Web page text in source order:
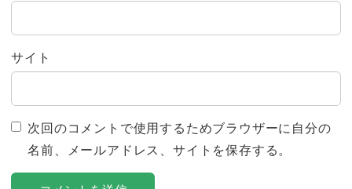
サイト
次回のコメントで使用するためブラウザーに自分の
名前、メールアドレス、サイトを保存する。